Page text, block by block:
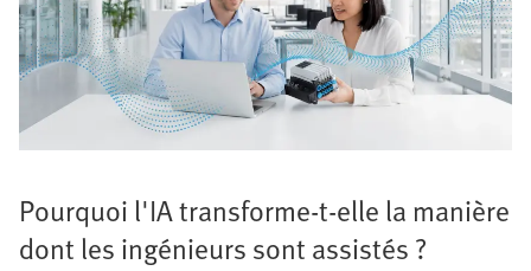
Pourquoi l'IA transforme-t-elle la manière
dont les ingénieurs sont assistés ?